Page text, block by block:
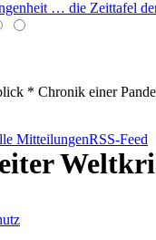
… die Zeittafel
* Chronik einer
MitteilungenRSS-Feed